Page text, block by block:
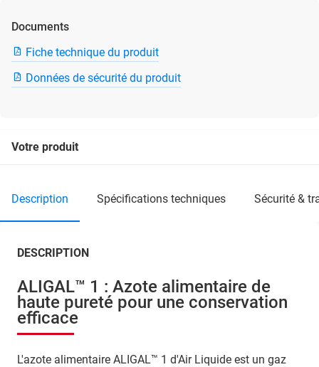
Documents
Fiche technique du produit
Données de sécurité du produit
Votre produit
description spécifications techniques sécurité &
DESCRIPTION
ALIGAL™ 1 : Azote alimentaire de
haute pureté pour une conservation
efficace
L'azote alimentaire ALIGAL™ 1 d'Air Liquide est un gaz